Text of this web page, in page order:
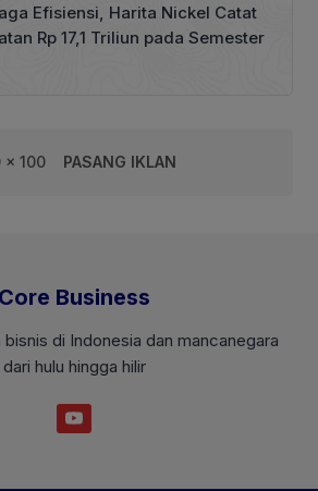
Efisiensi, Harita Nickel Catat
Rp 17,1 Triliun pada Semester
x 100 PASANG IKLAN
Core Business
di Indonesia dan mancanegara
dari hulu hingga hilir